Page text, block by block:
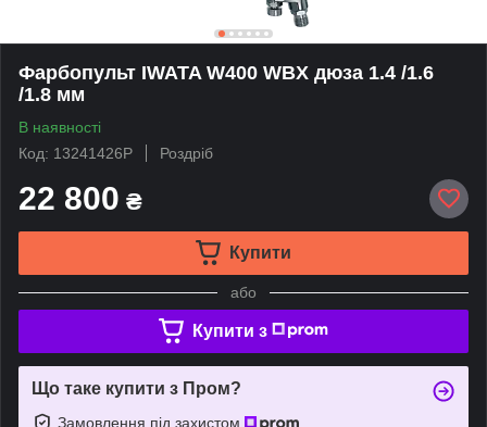
Фарбопульт IWATA W400 WBX дюза 1.4 /1.6
/1.8 мм
В наявності
Код: 13241426P
Роздріб
22 800 ₴
Купити
або
Купити з
Що таке купити з Пром?
Замовлення під захистом